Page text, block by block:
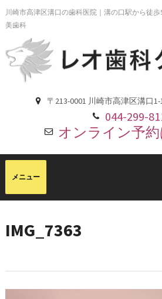
川崎市高津区溝口の歯科医院｜溝の口駅から徒
美歯科
〒213-0001 川崎市高津区溝口
044-299-
オンライン予
IMG_7363